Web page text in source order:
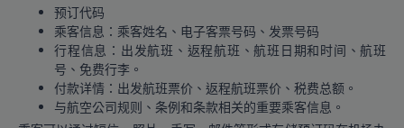
预订代码
乘客信息：乘客姓名、电子客票号码、发票号码
行程信息：出发航班、返程航班、航班日期和时间、航班
号、免费行李。
付款详情：出发航班票价、返程航班票价、税费总额。
与航空公司规则、条例和条款相关的重要乘客信息。